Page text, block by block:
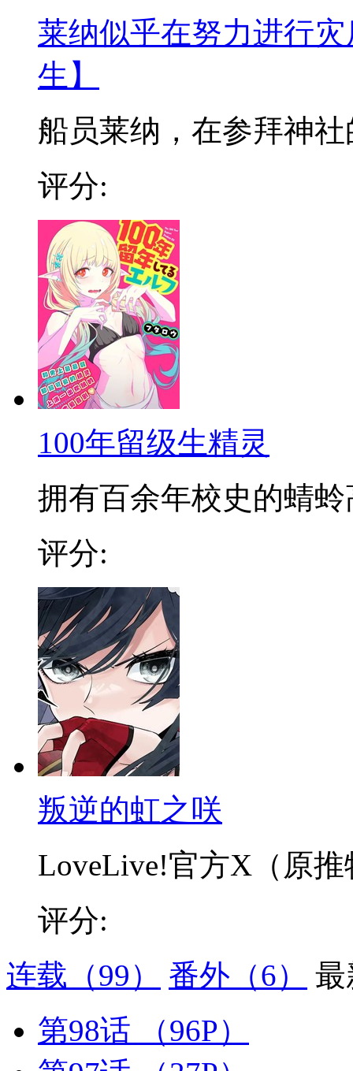
莱纳似乎在努力进行
生】
船员莱纳，在参拜神社
评分:
100年留级生精灵
拥有百余年校史的蜻蛉
评分:
叛逆的虹之咲
LoveLive!官方X（原推
评分:
连载 （99） 番外 （6）
最
第98话
（96P）